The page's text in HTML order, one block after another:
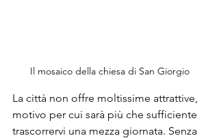
Il mosaico della chiesa di San Giorgio
La città non offre moltissime attrattive,
motivo per cui sarà più che sufficiente
trascorrervi una mezza giornata. Senza